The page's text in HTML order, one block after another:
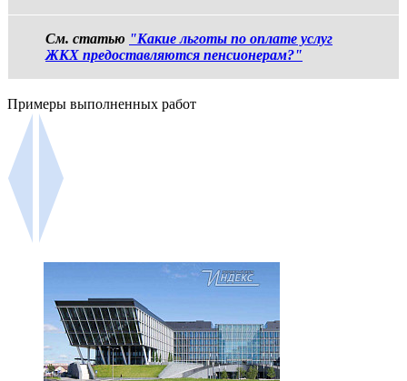
См. статью "Какие льготы по оплате услуг
ЖКХ предоставляются пенсионерам?"
Примеры выполненных работ